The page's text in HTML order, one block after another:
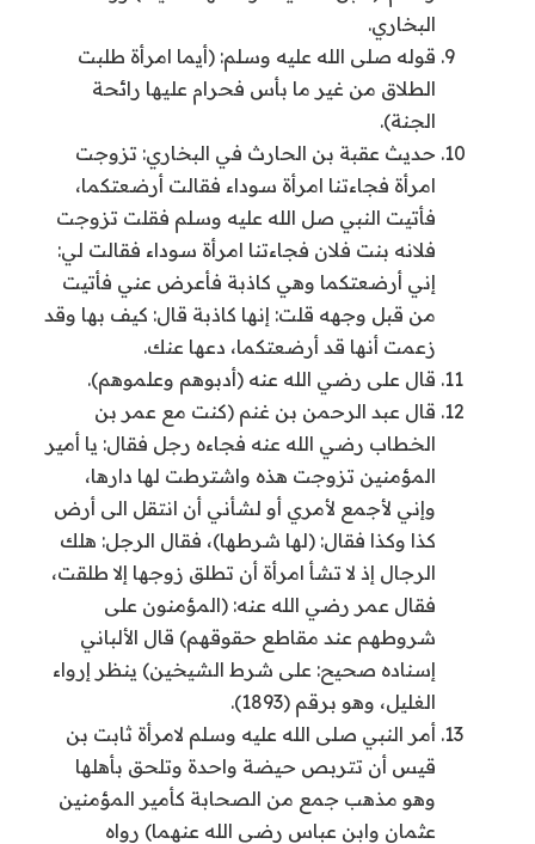
البخاري.
قوله صلى الله عليه وسلم: (أيما امرأة طلبت
الطلاق من غير ما بأس فحرام عليها رائحة
الجنة).
حديث عقبة بن الحارث في البخاري: تزوجت
امرأة فجاءتنا امرأة سوداء فقالت أرضعتكما،
فأتيت النبي صل الله عليه وسلم فقلت تزوجت
فلانه بنت فلان فجاءتنا امرأة سوداء فقالت لي:
إني أرضعتكما وهي كاذبة فأعرض عني فأتيت
من قبل وجهه قلت: إنها كاذبة قال: كيف بها وقد
زعمت أنها قد أرضعتكما، دعها عنك.
قال على رضي الله عنه (أدبوهم وعلموهم).
قال عبد الرحمن بن غنم (كنت مع عمر بن
الخطاب رضي الله عنه فجاءه رجل فقال: يا أمير
المؤمنين تزوجت هذه واشترطت لها دارها،
وإني لأجمع لأمري أو لشأني أن انتقل الى أرض
كذا وكذا فقال: (لها شرطها)، فقال الرجل: هلك
الرجال إذ لا تشأ امرأة أن تطلق زوجها إلا طلقت،
فقال عمر رضي الله عنه: (المؤمنون على
شروطهم عند مقاطع حقوقهم) قال الألباني
إسناده صحيح: على شرط الشيخين) ينظر إرواء
الغليل، وهو برقم (1893).
أمر النبي صلى الله عليه وسلم لامرأة ثابت بن
قيس أن تتربص حيضة واحدة وتلحق بأهلها
وهو مذهب جمع من الصحابة كأمير المؤمنين
عثمان وابن عباس رضي الله عنهما) رواه